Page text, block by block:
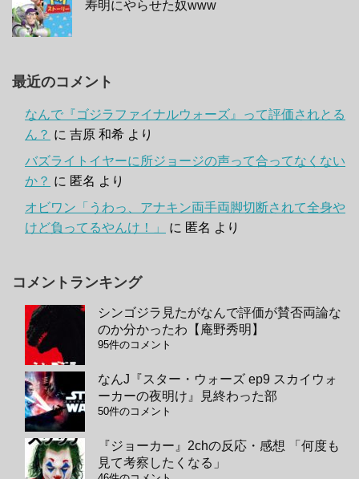
寿明にやらせた奴www
最近のコメント
なんで『ゴジラファイナルウォーズ』って評価されとる
ん？ に 吉原 和希 より
バズライトイヤーに所ジョージの声って合ってなくない
か？ に 匿名 より
オビワン「うわっ、アナキン両手両脚切断されて全身や
けど負ってるやんけ！」
に 匿名 より
コメントランキング
シンゴジラ見たがなんで評価が賛否両論な
のか分かったわ【庵野秀明】
95件のコメント
なんJ『スター・ウォーズ ep9 スカイウォ
ーカーの夜明け』見終わった部
50件のコメント
『ジョーカー』2chの反応・感想 「何度も
見て考察したくなる」